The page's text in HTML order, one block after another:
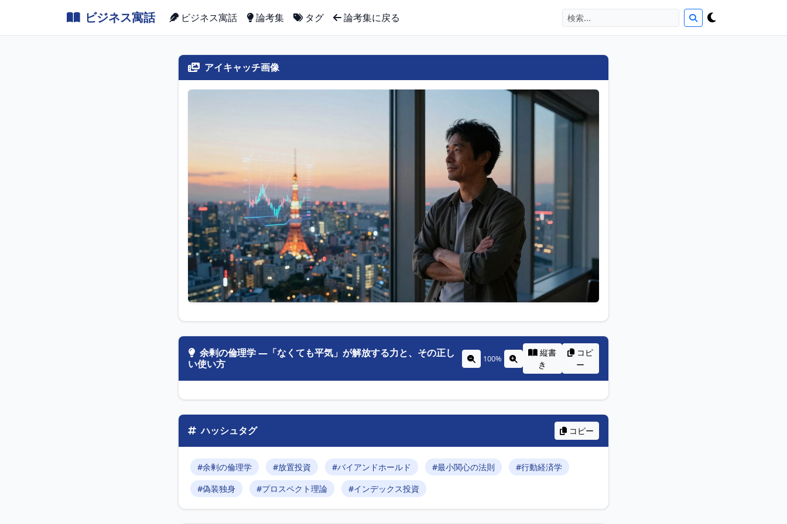
ビジネス寓話 ビジネス寓話 論考集 タグ 論考集に戻る
アイキャッチ画像
余剰の倫理学 ―「なくても平気」が解放する力と、その正し
い使い方
100%
縦書
き
コピ
ー
ハッシュタグ コピー
#余剰の倫理学 #放置投資 #バイアンドホールド #最小関心の法則
#行動経済学
#偽装独身
#プロスペクト理論 #インデックス投資